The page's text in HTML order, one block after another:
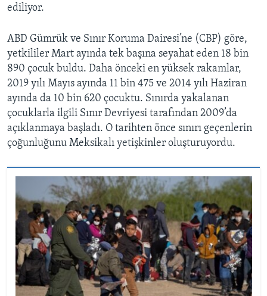
ediliyor.
ABD Gümrük ve Sınır Koruma Dairesi’ne (CBP) göre,
yetkililer Mart ayında tek başına seyahat eden 18 bin
890 çocuk buldu. Daha önceki en yüksek rakamlar,
2019 yılı Mayıs ayında 11 bin 475 ve 2014 yılı Haziran
ayında da 10 bin 620 çocuktu. Sınırda yakalanan
çocuklarla ilgili Sınır Devriyesi tarafından 2009’da
açıklanmaya başladı. O tarihten önce sınırı geçenlerin
çoğunluğunu Meksikalı yetişkinler oluşturuyordu.